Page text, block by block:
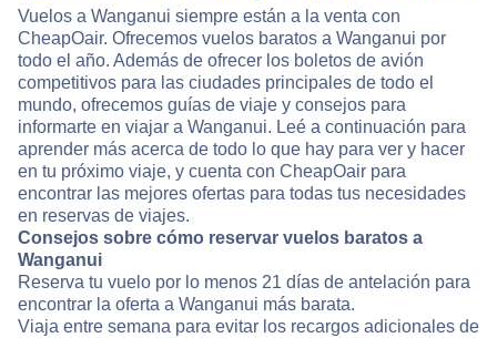
Vuelos a Wanganui siempre están a la venta con
CheapOair. Ofrecemos vuelos baratos a Wanganui por
todo el año. Además de ofrecer los boletos de avión
competitivos para las ciudades principales de todo el
mundo, ofrecemos guías de viaje y consejos para
informarte en viajar a Wanganui. Leé a continuación para
aprender más acerca de todo lo que hay para ver y hacer
en tu próximo viaje, y cuenta con CheapOair para
encontrar las mejores ofertas para todas tus necesidades
en reservas de viajes.
Consejos sobre cómo reservar vuelos baratos a
Wanganui
Reserva tu vuelo por lo menos 21 días de antelación para
encontrar la oferta a Wanganui más barata.
Viaja entre semana para evitar los recargos adicionales de